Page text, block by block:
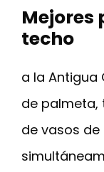
Mejores
techo
a la Antigua
de palmeta,
de vasos